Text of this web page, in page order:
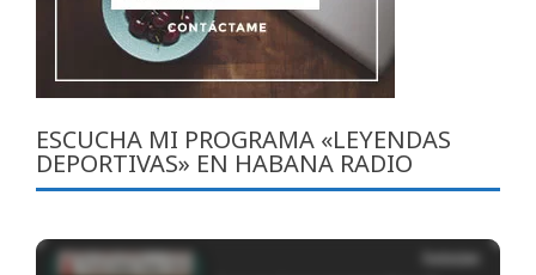
ESCUCHA MI PROGRAMA «LEYENDAS
DEPORTIVAS» EN HABANA RADIO